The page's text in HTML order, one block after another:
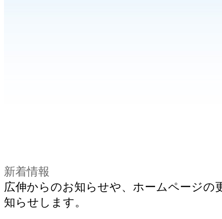
新着情報
広伸からのお知らせや、ホームページの
知らせします。